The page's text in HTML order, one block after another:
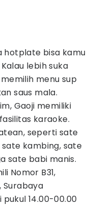
hotplate bisa kamu
lebih suka
menu sup
saus mala.
Gaoji memiliki
karaoke.
seperti sate
kambing, sate
sate babi manis.
Nomor B31,
Surabaya
14.00-00.00